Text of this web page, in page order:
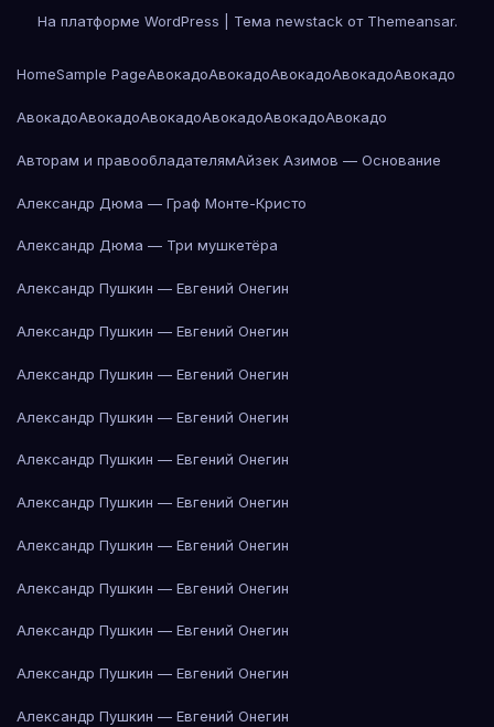
На платформе WordPress Тема newstack от Themeansar.
HomeSample PageАвокадоАвокадоАвокадоАвокадоАвокадо
АвокадоАвокадоАвокадоАвокадоАвокадоАвокадо
Авторам и правообладателямАйзек Азимов — Основание
Александр Дюма — Граф Монте-Кристо
Александр Дюма — Три мушкетёра
Александр Пушкин — Евгений Онегин
Александр Пушкин — Евгений Онегин
Александр Пушкин — Евгений Онегин
Александр Пушкин — Евгений Онегин
Александр Пушкин — Евгений Онегин
Александр Пушкин — Евгений Онегин
Александр Пушкин — Евгений Онегин
Александр Пушкин — Евгений Онегин
Александр Пушкин — Евгений Онегин
Александр Пушкин — Евгений Онегин
Александр Пушкин — Евгений Онегин